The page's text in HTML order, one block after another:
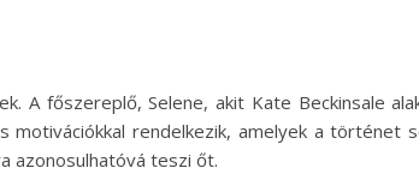
A főszereplő, Selene, akit Kate Beckinsale
rendelkezik, amelyek a történet
azonosulhatóvá teszi őt.